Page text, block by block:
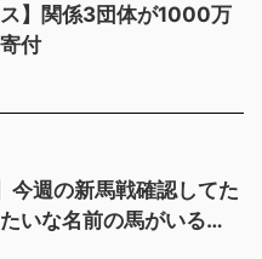
ス】関係3団体が1000万
付
今週の新馬戦確認してた
いな名前の馬がいる…